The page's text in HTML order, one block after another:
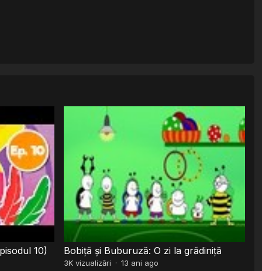
10) Bobiţă şi Buburuză: O zi la grădiniţă
3K vizualizări · 13 ani ago